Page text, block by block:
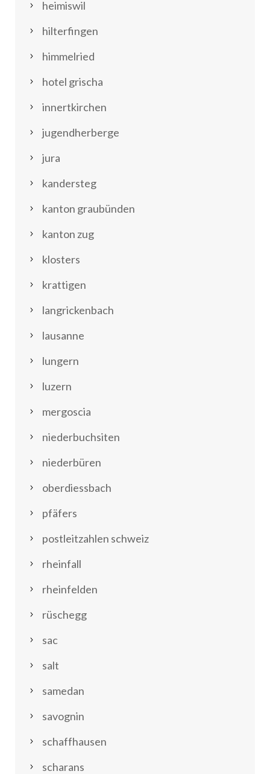
heimiswil
hilterfingen
himmelried
hotel grischa
innertkirchen
jugendherberge
jura
kandersteg
kanton graubünden
kanton zug
klosters
krattigen
langrickenbach
lausanne
lungern
luzern
mergoscia
niederbuchsiten
niederbüren
oberdiessbach
pfäfers
postleitzahlen schweiz
rheinfall
rheinfelden
rüschegg
sac
salt
samedan
savognin
schaffhausen
scharans